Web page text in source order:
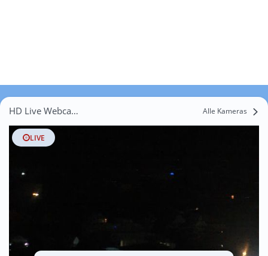
HD Live Webcams Mühlbach Alle Kameras
LIVE